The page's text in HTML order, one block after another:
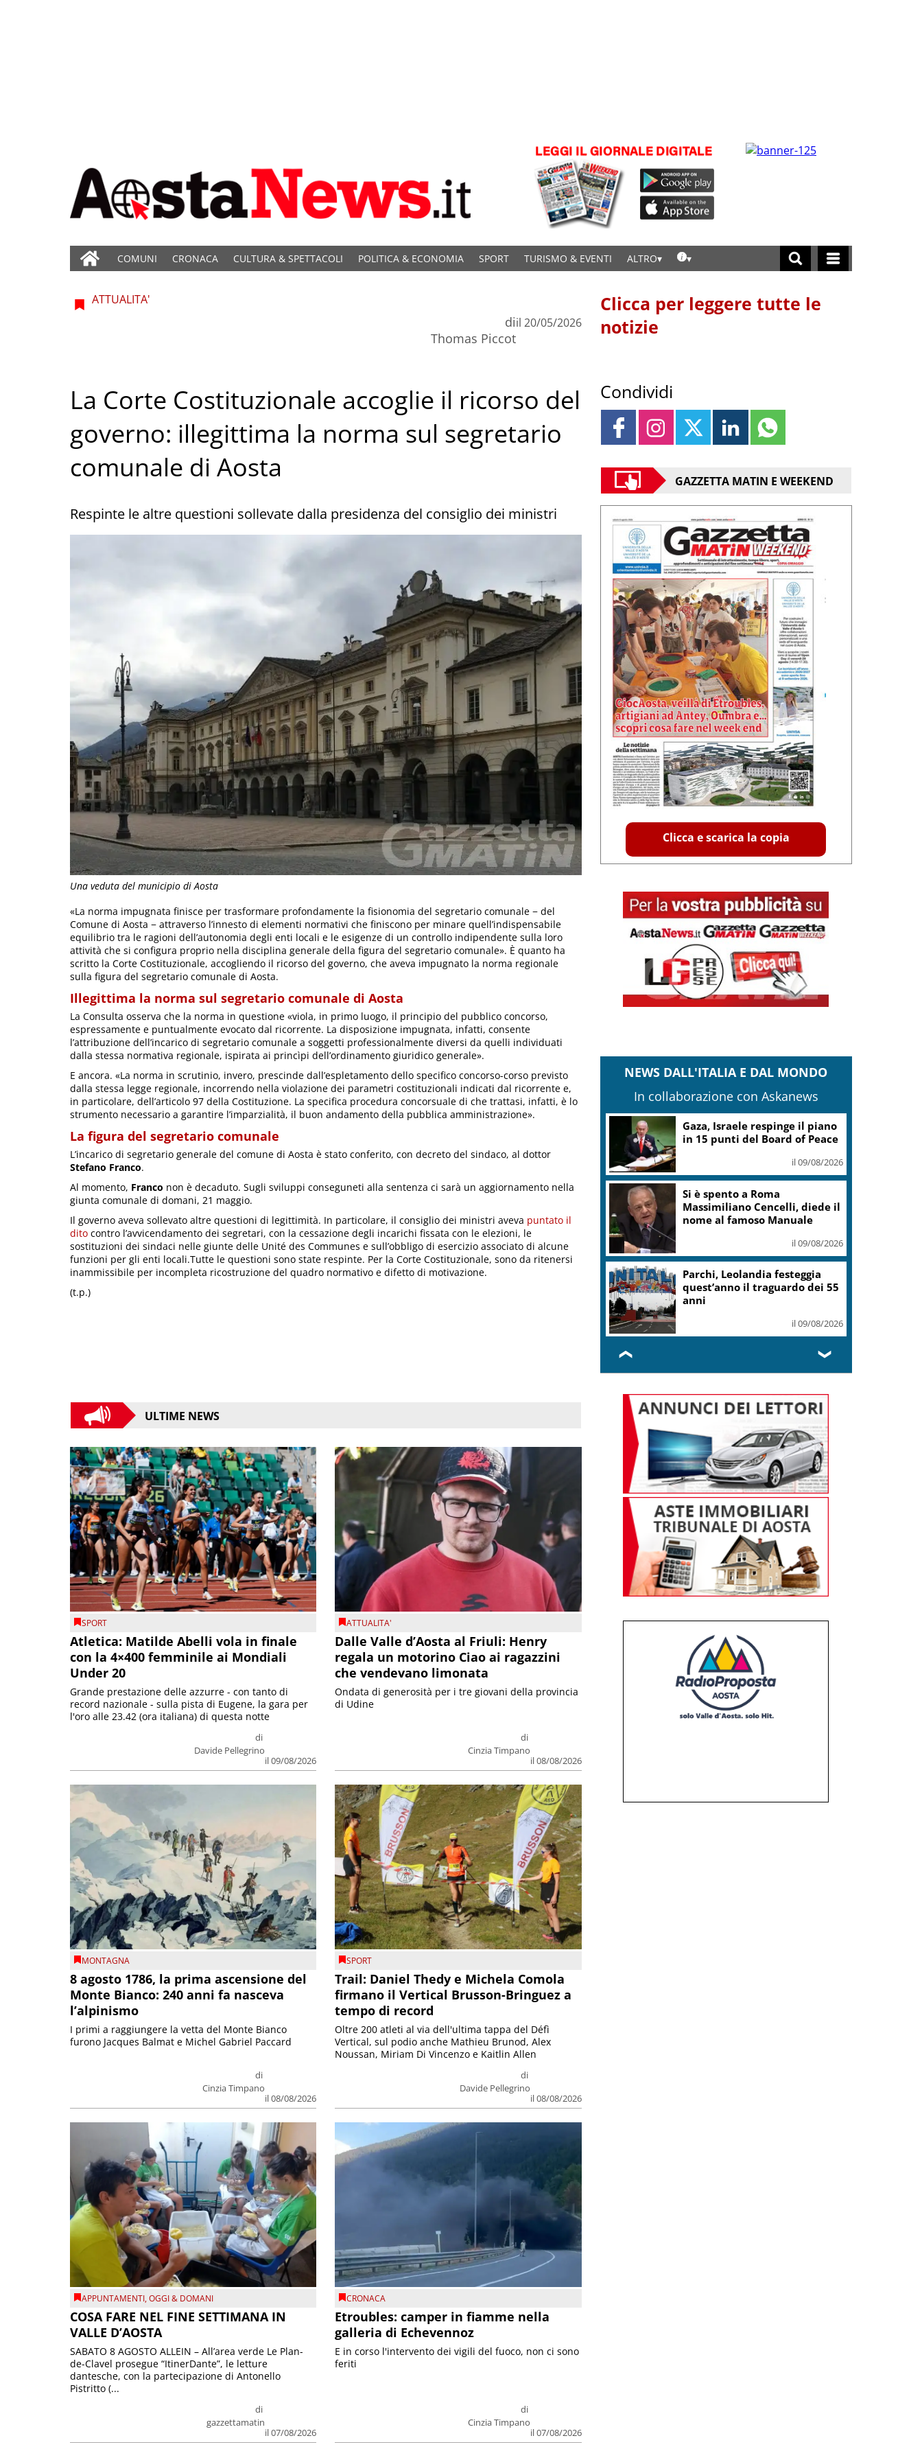
COMUNI CRONACA CULTURA & SPETTACOLI POLITICA & ECONOMIA SPORT TURISMO & EVENTI ALTRO
Una veduta del municipio di Aosta
ATTUALITA'
di
Thomas Piccot
il 20/05/2026
La Corte Costituzionale accoglie il ricorso del
governo: illegittima la norma sul segretario
comunale di Aosta
Respinte le altre questioni sollevate dalla presidenza del consiglio dei ministri
«La norma impugnata finisce per trasformare profondamente la fisionomia del segretario comunale − del
Comune di Aosta − attraverso l’innesto di elementi normativi che finiscono per minare quell’indispensabile
equilibrio tra le ragioni dell’autonomia degli enti locali e le esigenze di un controllo indipendente sulla loro
attività che si configura proprio nella disciplina generale della figura del segretario comunale». È quanto ha
scritto la Corte Costituzionale, accogliendo il ricorso del governo, che aveva impugnato la norma regionale
sulla figura del segretario comunale di Aosta.
Illegittima la norma sul segretario comunale di Aosta
La Consulta osserva che la norma in questione «viola, in primo luogo, il principio del pubblico concorso,
espressamente e puntualmente evocato dal ricorrente. La disposizione impugnata, infatti, consente
l’attribuzione dell’incarico di segretario comunale a soggetti professionalmente diversi da quelli individuati
dalla stessa normativa regionale, ispirata ai princìpi dell’ordinamento giuridico generale».
E ancora. «La norma in scrutinio, invero, prescinde dall’espletamento dello specifico concorso-corso previsto
dalla stessa legge regionale, incorrendo nella violazione dei parametri costituzionali indicati dal ricorrente e,
in particolare, dell’articolo 97 della Costituzione. La specifica procedura concorsuale di che trattasi, infatti, è lo
strumento necessario a garantire l’imparzialità, il buon andamento della pubblica amministrazione».
La figura del segretario comunale
L’incarico di segretario generale del comune di Aosta è stato conferito, con decreto del sindaco, al dottor
Stefano Franco.
Al momento, Franco non è decaduto. Sugli sviluppi conseguneti alla sentenza ci sarà un aggiornamento nella
giunta comunale di domani, 21 maggio.
Il governo aveva sollevato altre questioni di legittimità. In particolare, il consiglio dei ministri aveva puntato il
dito contro l’avvicendamento dei segretari, con la cessazione degli incarichi fissata con le elezioni, le
sostituzioni dei sindaci nelle giunte delle Unité des Communes e sull’obbligo di esercizio associato di alcune
funzioni per gli enti locali.Tutte le questioni sono state respinte. Per la Corte Costituzionale, sono da ritenersi
inammissibile per incompleta ricostruzione del quadro normativo e difetto di motivazione.
(t.p.)
ULTIME NEWS
SPORT
Atletica: Matilde Abelli vola in finale
con la 4×400 femminile ai Mondiali
Under 20
di
Davide Pellegrino
il 09/08/2026
Grande prestazione delle azzurre - con tanto di
record nazionale - sulla pista di Eugene, la gara per
l'oro alle 23.42 (ora italiana) di questa notte
ATTUALITA'
Dalle Valle d’Aosta al Friuli: Henry
regala un motorino Ciao ai ragazzini
che vendevano limonata
di
Cinzia Timpano
il 08/08/2026
Ondata di generosità per i tre giovani della provincia
di Udine
MONTAGNA
8 agosto 1786, la prima ascensione del
Monte Bianco: 240 anni fa nasceva
l’alpinismo
di
Cinzia Timpano
il 08/08/2026
I primi a raggiungere la vetta del Monte Bianco
furono Jacques Balmat e Michel Gabriel Paccard
SPORT
Trail: Daniel Thedy e Michela Comola
firmano il Vertical Brusson-Bringuez a
tempo di record
di
Davide Pellegrino
il 08/08/2026
Oltre 200 atleti al via dell'ultima tappa del Défì
Vertical, sul podio anche Mathieu Brunod, Alex
Noussan, Miriam Di Vincenzo e Kaitlin Allen
APPUNTAMENTI,OGGI & DOMANI
COSA FARE NEL FINE SETTIMANA IN
VALLE D’AOSTA
di
gazzettamatin
il 07/08/2026
SABATO 8 AGOSTO ALLEIN – All’area verde Le Plan-
de-Clavel prosegue “ItinerDante”, le letture
dantesche, con la partecipazione di Antonello
Pistritto (...
CRONACA
Etroubles: camper in fiamme nella
galleria di Echevennoz
di
Cinzia Timpano
il 07/08/2026
E in corso l'intervento dei vigili del fuoco, non ci sono
feriti
Clicca per leggere tutte le
notizie
Condividi
GAZZETTA MATIN E WEEKEND
Clicca e scarica la copia
NEWS DALL'ITALIA E DAL MONDO
In collaborazione con Askanews
Gaza, Israele respinge il piano
in 15 punti del Board of Peace
il 09/08/2026
Si è spento a Roma
Massimiliano Cencelli, diede il
nome al famoso Manuale
il 09/08/2026
Parchi, Leolandia festeggia
quest’anno il traguardo dei 55
anni
il 09/08/2026
❮ ❯